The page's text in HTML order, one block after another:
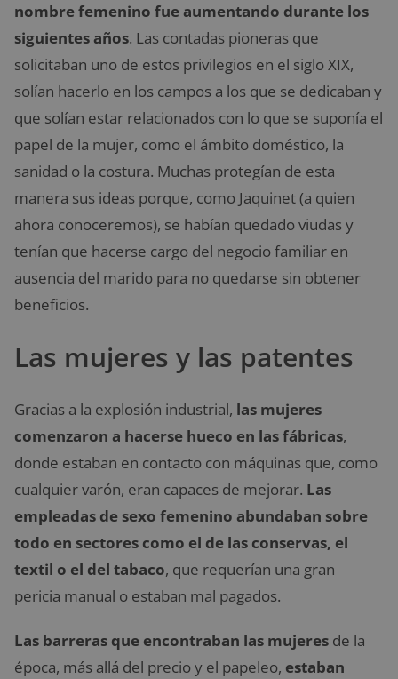
nombre femenino fue aumentando durante los
siguientes años. Las contadas pioneras que
solicitaban uno de estos privilegios en el siglo XIX,
solían hacerlo en los campos a los que se dedicaban y
que solían estar relacionados con lo que se suponía el
papel de la mujer, como el ámbito doméstico, la
sanidad o la costura. Muchas protegían de esta
manera sus ideas porque, como Jaquinet (a quien
ahora conoceremos), se habían quedado viudas y
tenían que hacerse cargo del negocio familiar en
ausencia del marido para no quedarse sin obtener
beneficios.
Las mujeres y las patentes
Gracias a la explosión industrial, las mujeres
comenzaron a hacerse hueco en las fábricas,
donde estaban en contacto con máquinas que, como
cualquier varón, eran capaces de mejorar. Las
empleadas de sexo femenino abundaban sobre
todo en sectores como el de las conservas, el
textil o el del tabaco, que requerían una gran
pericia manual o estaban mal pagados.
Las barreras que encontraban las mujeres de la
época, más allá del precio y el papeleo, estaban